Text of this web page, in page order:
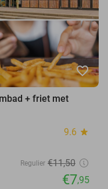
favorite_border
+ friet met
9.6 star
Regulier €11,50
€7,95